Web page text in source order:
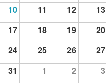
10 11 12 13
17 18 19 20
24 25 26 27
31 1 2 3